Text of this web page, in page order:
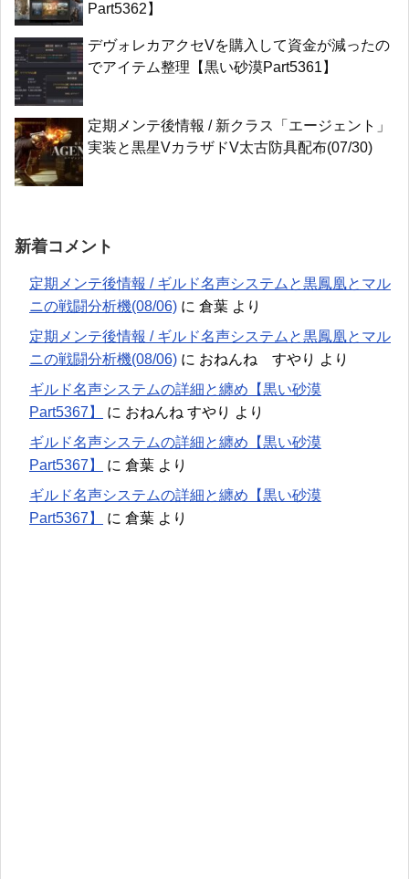
Part5362】
デヴォレカアクセVを購入して資金が減ったの
でアイテム整理【黒い砂漠Part5361】
定期メンテ後情報 / 新クラス「エージェント」
実装と黒星VカラザドV太古防具配布(07/30)
新着コメント
定期メンテ後情報 / ギルド名声システムと黒鳳凰とマル
ニの戦闘分析機(08/06) に 倉葉 より
定期メンテ後情報 / ギルド名声システムと黒鳳凰とマル
ニの戦闘分析機(08/06) に おねんね すやり より
ギルド名声システムの詳細と纏め【黒い砂漠
Part5367】
に おねんね すやり より
ギルド名声システムの詳細と纏め【黒い砂漠
Part5367】
に 倉葉 より
ギルド名声システムの詳細と纏め【黒い砂漠
Part5367】
に 倉葉 より